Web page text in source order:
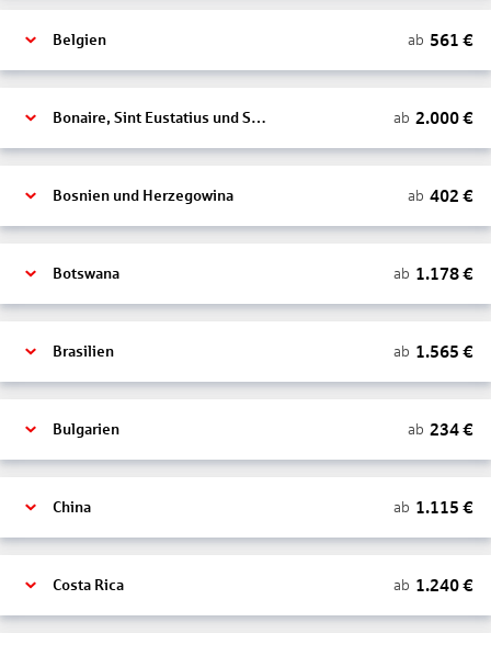
Belgien ab 561 €
Bonaire, Sint Eustatius und Saba ab 2.000€
Bosnien und Herzegowina ab 402 €
Botswana ab 1.178€
Brasilien ab 1.565 €
Bulgarien ab 234€
China ab 1.115 €
Costa Rica ab 1.240€